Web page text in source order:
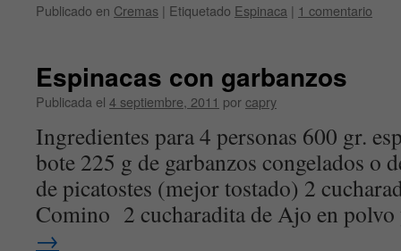
Publicado en Cremas | Etiquetado Espinaca | 1 comentario
Espinacas con garbanzos
Publicada el 4 septiembre, 2011 porcapry
Ingredientes para 4 personas 600 gr.
bote 225 g de garbanzos congelados o
de picatostes (mejor tostado) 2
Comino 2 cucharadita de Ajo en
→